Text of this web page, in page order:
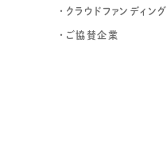
クラウドファンディング
ご協賛企業